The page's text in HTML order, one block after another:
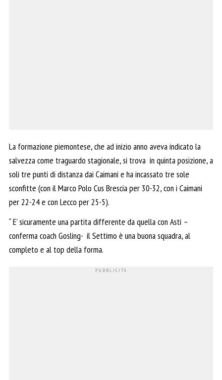
La formazione piemontese, che ad inizio anno aveva indicato la
salvezza come traguardo stagionale, si trova in quinta posizione, a
soli tre punti di distanza dai Caimani e ha incassato tre sole
sconfitte (con il Marco Polo Cus Brescia per 30-32, con i Caimani
per 22-24 e con Lecco per 25-5).
“ E’ sicuramente una partita differente da quella con Asti –
conferma coach Gosling- il Settimo è una buona squadra, al
completo e al top della forma.